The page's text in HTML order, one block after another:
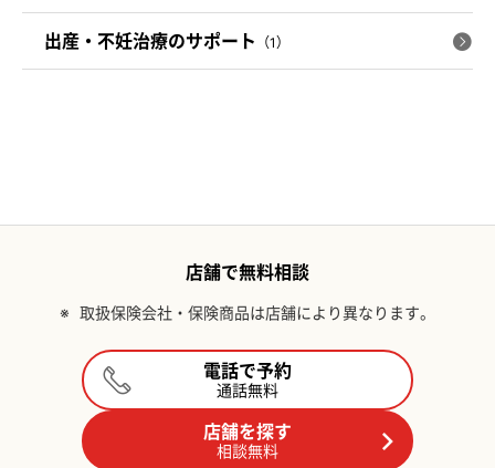
出産・不妊治療のサポート （1）
店舗で無料相談
※ 取扱保険会社・保険商品は店舗により異なります。
電話で予約
通話無料
店舗を探す
相談無料